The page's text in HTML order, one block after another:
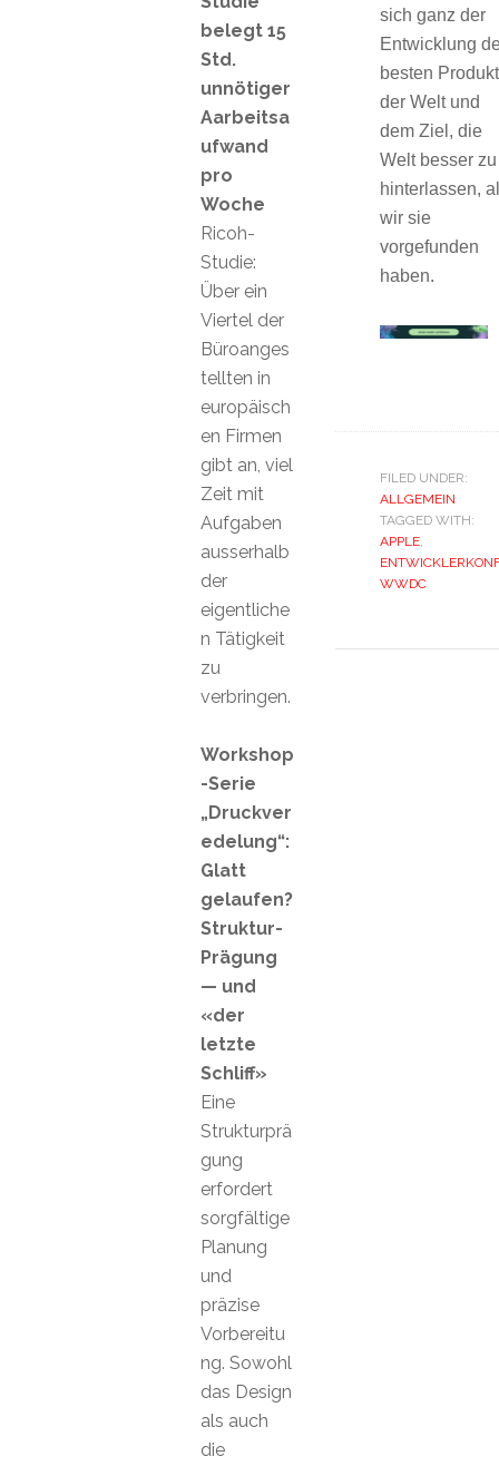
sich ganz der
Entwicklung
besten
der Welt und
dem Ziel, die
Welt besser zu
hinterlassen,
wir sie
vorgefunden
haben.
FILED UNDER:
ALLGEMEIN
TAGGED WITH:
APPLE,
WWDC
belegt 15
Std.
unnötiger
Aarbeitsa
ufwand
pro
Woche
Ricoh-
Studie:
Über ein
Viertel der
Büroanges
tellten in
europäisch
en Firmen
gibt an, viel
Zeit mit
Aufgaben
ausserhalb
der
eigentliche
n Tätigkeit
zu
verbringen.
Workshop
-Serie
„Druckver
edelung“:
Glatt
gelaufen?
Struktur-
Prägung
— und
«der
letzte
Schliff»
Eine
Strukturprä
gung
erfordert
sorgfältige
Planung
und
präzise
Vorbereitu
ng. Sowohl
das Design
als auch
die